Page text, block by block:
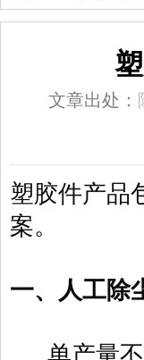
文章出处：
塑胶件产品
案。
一、人工除
单产量不